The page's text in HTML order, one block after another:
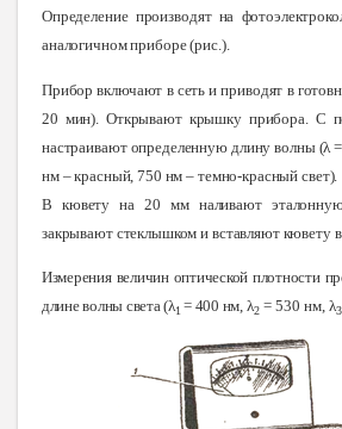
Определение производят на
аналогичном приборе (рис.).
Прибор включают в сеть и приводят в
20 мин). Открывают крышку прибора. С
настраивают определенную длину волны (λ
нм – красный, 750 нм – темно-красный свет).
В кювету на 20 мм наливают
закрывают стеклышком и вставляют кювету
Измерения величин оптической плотности
длине волны света (λ1 = 400 нм,λ2= 530 нм, λ3